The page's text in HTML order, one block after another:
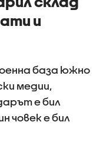
и
база южно
медии,
е бил
човек е бил